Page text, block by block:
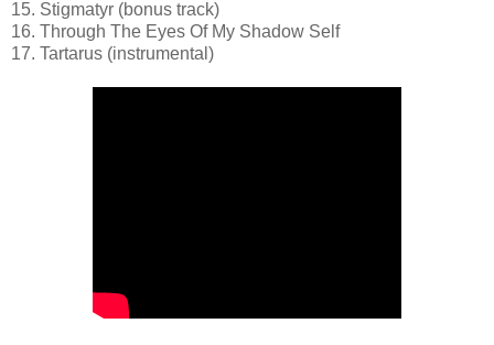
15. Stigmatyr (bonus track)
16. Through The Eyes Of My Shadow Self
17. Tartarus (instrumental)